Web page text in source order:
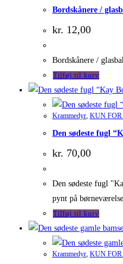
Bordskånere /
kr. 12,00
Bordskånere /
Tilføj til kurv
Krammedyr KUN
Den sødeste fugl
kr. 70,00
Den sødeste fugl
pynt på
Tilføj til kurv
Krammedyr KUN